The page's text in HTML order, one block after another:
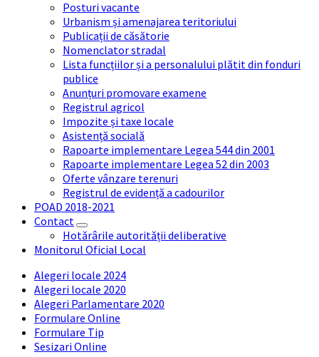
Posturi vacante
Urbanism și amenajarea teritoriului
Publicații de căsătorie
Nomenclator stradal
Lista funcțiilor și a personalului plătit din fonduri
publice
Anunțuri promovare examene
Registrul agricol
Impozite și taxe locale
Asistență socială
Rapoarte implementare Legea 544 din 2001
Rapoarte implementare Legea 52 din 2003
Oferte vânzare terenuri
Registrul de evidență a cadourilor
POAD 2018-2021
Contact
Hotărârile autorității deliberative
Monitorul Oficial Local
Alegeri locale 2024
Alegeri locale 2020
Alegeri Parlamentare 2020
Formulare Online
Formulare Tip
Sesizari Online